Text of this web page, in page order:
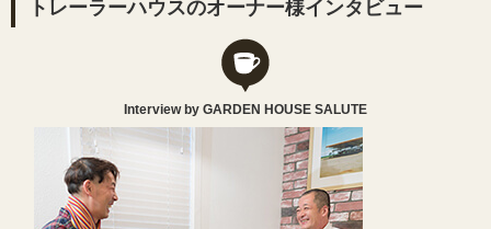
トレーラーハウスのオーナー様インタビュー
Interview by GARDEN HOUSE SALUTE